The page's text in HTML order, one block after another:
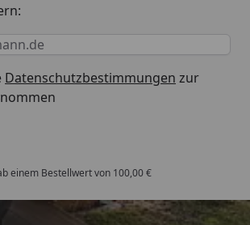
Datenschutzbestimmungen zur
einem Bestellwert von 100,00 €